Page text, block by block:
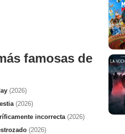
famosas de
(2026)
(2026)
incorrecta (2026)
(2026)